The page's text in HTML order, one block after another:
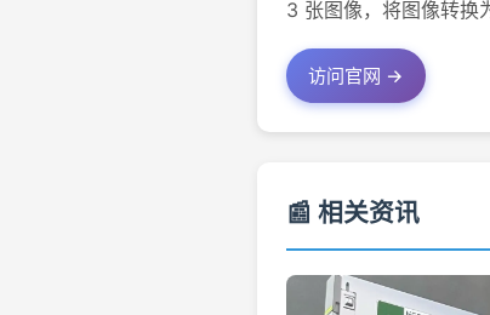
3 张图像，将图像转换
访问官网 →
📰 相关资讯